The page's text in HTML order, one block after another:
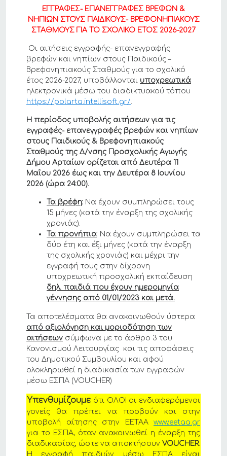
ΕΓΓΡΑΦΕΣ- ΕΠΑΝΕΓΓΡΑΦΕΣ ΒΡΕΦΩΝ &
ΝΗΠΙΩΝ ΣΤΟΥΣ ΠΑΙΔΙΚΟΥΣ- ΒΡΕΦΟΝΗΠΙΑΚΟΥΣ
ΣΤΑΘΜΟΥΣ ΓΙΑ ΤΟ ΣΧΟΛΙΚΟ ΕΤΟΣ 2026-2027
Οι αιτήσεις εγγραφής- επανεγγραφής
βρεφών και νηπίων στους Παιδικούς –
Βρεφονηπιακούς Σταθμούς για το σχολικό
έτος 2026-2027, υποβάλλονται υποχρεωτικά
ηλεκτρονικά μέσω του διαδικτυακού τόπου
https://polarta.intellisoft.gr/.
Η περίοδος υποβολής αιτήσεων για τις
εγγραφές- επανεγγραφές βρεφών και νηπίων
στους Παιδικούς & Βρεφονηπιακούς
Σταθμούς της Δ/νσης Προσχολικής Αγωγής
Δήμου Αρταίων ορίζεται από Δευτέρα 11
Μαΐου 2026 έως και την Δευτέρα 8 Ιουνίου
2026 (ώρα 24:00).
Τα βρέφη: Να έχουν συμπληρώσει τους
15 μήνες (κατά την έναρξη της σχολικής
χρονιάς).
Τα προνήπια: Να έχουν συμπληρώσει τα
δύο έτη και έξι μήνες (κατά την έναρξη
της σχολικής χρονιάς) και μέχρι την
εγγραφή τους στην δίχρονη
υποχρεωτική προσχολική εκπαίδευση
δηλ. παιδιά που έχουν ημερομηνία
γέννησης από 01/01/2023 και μετά.
Τα αποτελέσματα θα ανακοινωθούν ύστερα
από αξιολόγηση και μοριοδότηση των
αιτήσεων σύμφωνα με το άρθρο 3 του
Κανονισμού Λειτουργίας και τις αποφάσεις
του Δημοτικού Συμβουλίου και αφού
ολοκληρωθεί η διαδικασία των εγγραφών
μέσω ΕΣΠΑ (VOUCHER)
Υπενθυμίζουμεότι ΟΛΟΙ οι ενδιαφερόμενοι
γονείς θα πρέπει να προβούν και στην
υποβολή αίτησης στην ΕΕΤΑΑ www.eetaa.gr
για το ΕΣΠΑ, όταν ανακοινωθεί η έναρξη της
διαδικασίας, ώστε να αποκτήσουν VOUCHER.
Η εγγραφή παιδιών μέσω ΕΣΠΑ είναι